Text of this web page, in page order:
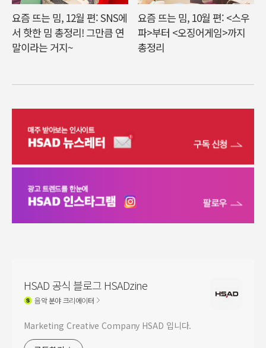
요즘 뜨는 밈, 12월 편: SNS에
서 핫한 밈 총정리! 그만큼 연
말이라는 거지~
요즘 뜨는 밈, 10월 편: <스우
파>부터 <오징어게임>까지
총정리
HSAD 공식 블로그 HSADzine
음악분야 크리에이터
Marketing Creative Company HSAD 입니다.